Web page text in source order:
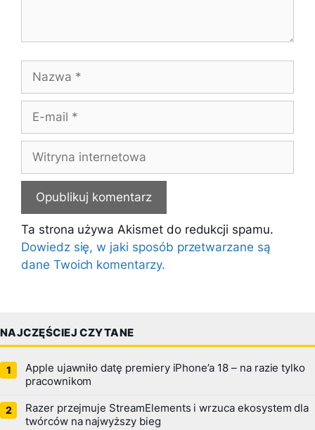
mail
internetowa
Ta strona używa Akismet do redukcji spamu.
Dowiedz się, w jaki sposób przetwarzane są
dane Twoich komentarzy.
NAJCZĘŚCIEJ CZYTANE
Apple ujawniło datę premiery iPhone’a 18 – na razie tylko
pracownikom
Razer przejmuje StreamElements i wrzuca ekosystem dla
twórców na najwyższy bieg